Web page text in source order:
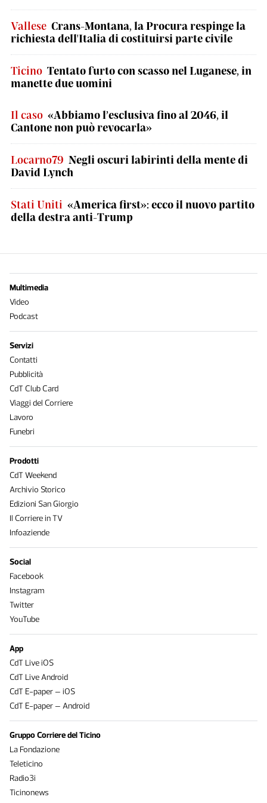
Vallese Crans-Montana, la Procura respinge la
richiesta dell'Italia di costituirsi parte civile
Ticino Tentato furto con scasso nel Luganese, in
manette due uomini
Il caso «Abbiamo l’esclusiva fino al 2046, il
Cantone non può revocarla»
Locarno79 Negli oscuri labirinti della mente di
David Lynch
Stati Uniti «America first»: ecco il nuovo partito
della destra anti-Trump
Multimedia
Video
Podcast
Servizi
Contatti
Pubblicità
CdT Club Card
Viaggi del Corriere
Lavoro
Funebri
Prodotti
CdT Weekend
Archivio Storico
Edizioni San Giorgio
Il Corriere in TV
Infoaziende
Social
Facebook
Instagram
Twitter
YouTube
App
CdT Live iOS
CdT Live Android
CdT E-paper – iOS
CdT E-paper – Android
Gruppo Corriere del Ticino
La Fondazione
Teleticino
Radio3i
Ticinonews